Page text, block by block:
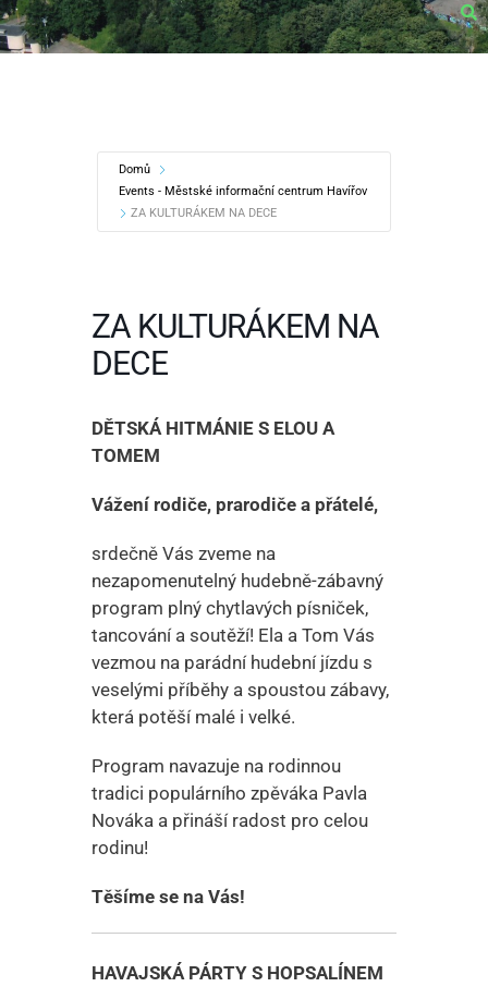
Domů
Events - Městské informační centrum Havířov
ZA KULTURÁKEM NA DECE
ZA KULTURÁKEM NA
DECE
DĚTSKÁ HITMÁNIE S ELOU A
TOMEM
Vážení rodiče, prarodiče a přátelé,
srdečně Vás zveme na
nezapomenutelný hudebně-zábavný
program plný chytlavých písniček,
tancování a soutěží! Ela a Tom Vás
vezmou na parádní hudební jízdu s
veselými příběhy a spoustou zábavy,
která potěší malé i velké.
Program navazuje na rodinnou
tradici populárního zpěváka Pavla
Nováka a přináší radost pro celou
rodinu!
Těšíme se na Vás!
HAVAJSKÁ PÁRTY S HOPSALÍNEM